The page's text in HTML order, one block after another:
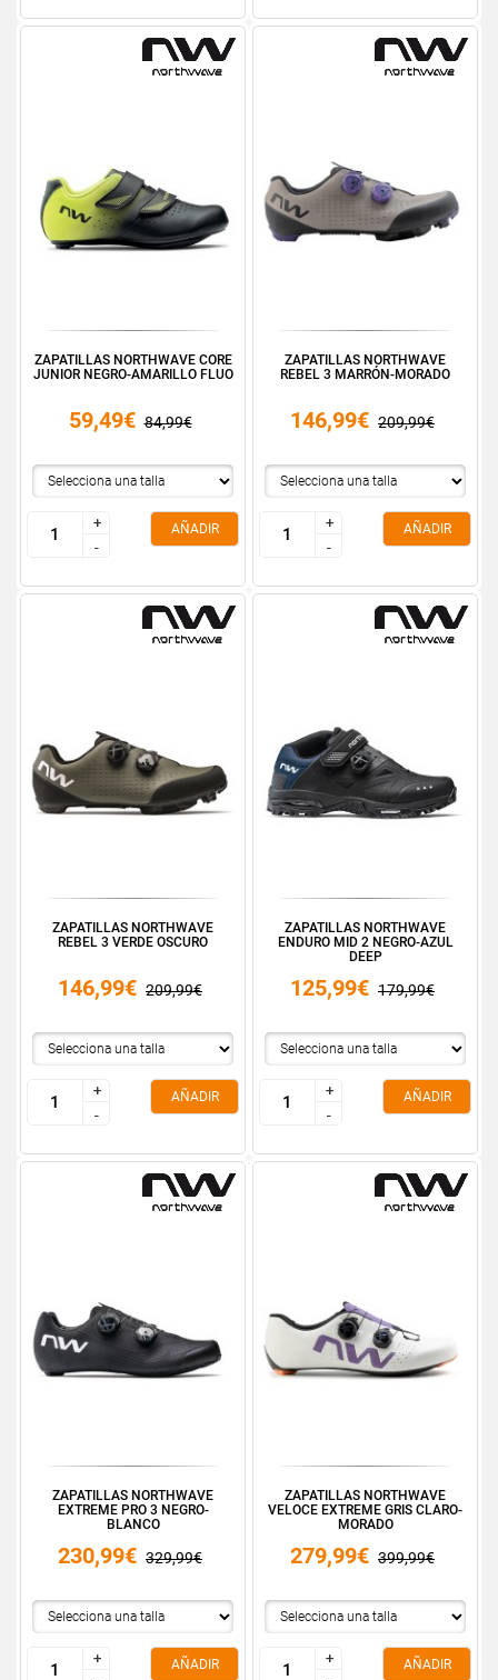
ZAPATILLAS NORTHWAVE CORE
JUNIOR NEGRO-AMARILLO FLUO
59,49€ 84,99€
+
-
+
-
AÑADIR
ZAPATILLAS NORTHWAVE
REBEL 3 MARRÓN-MORADO
146,99€ 209,99€
+
-
+
-
AÑADIR
ZAPATILLAS NORTHWAVE
REBEL 3 VERDE OSCURO
146,99€ 209,99€
+
-
+
-
AÑADIR
ZAPATILLAS NORTHWAVE
ENDURO MID 2 NEGRO-AZUL
DEEP
125,99€ 179,99€
+
-
+
-
AÑADIR
ZAPATILLAS NORTHWAVE
EXTREME PRO 3 NEGRO-
BLANCO
230,99€ 329,99€
+
+
AÑADIR
ZAPATILLAS NORTHWAVE
VELOCE EXTREME GRIS CLARO-
MORADO
279,99€ 399,99€
+
+
AÑADIR